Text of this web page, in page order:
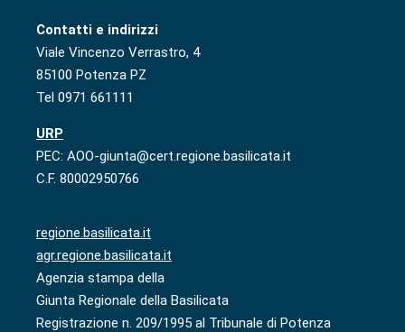
Contatti e indirizzi
Viale Vincenzo Verrastro, 4
85100 Potenza PZ
Tel 0971 661111
URP
PEC: AOO-giunta@cert.regione.basilicata.it
C.F. 80002950766
regione.basilicata.it
agr.regione.basilicata.it
Agenzia stampa della
Giunta Regionale della Basilicata
Registrazione n. 209/1995 al Tribunale di Potenza